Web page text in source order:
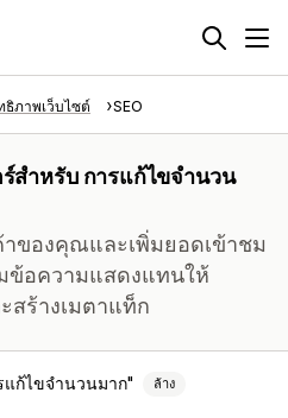
ธิภาพเว็บไซต์ SEO
สำหรับ การแก้ไขจำนวน
ของคุณและเพิ่มยอดเข้าชม
ข้อความแสดงแทนให้
สร้างเมตาแท็ก
แก้ไขจำนวนมาก ล้าง